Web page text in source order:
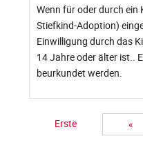
Wenn für oder durch ein
Stiefkind-Adoption)
Einwilligung durch das
14 Jahre oder älter ist..
beurkundet werden.
Erste «